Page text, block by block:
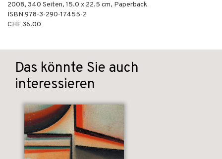
2008, 340 Seiten, 15.0 x 22.5 cm, Paperback
ISBN 978-3-290-17455-2
CHF 36.00
Das könnte Sie auch
interessieren